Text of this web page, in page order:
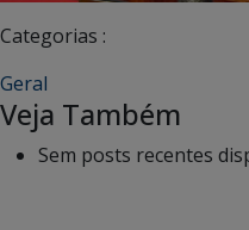
Categorias :
Geral
Veja Também
Sem posts recentes